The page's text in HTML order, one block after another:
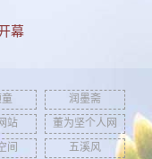
幕
润墨斋
站
董为坚个人网
间
五溪风